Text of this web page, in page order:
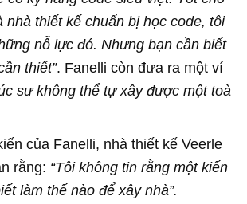
nhà thiết kế chuẩn bị học code, tôi
nỗ lực đó. Nhưng bạn cần biết
thiết”. Fanelli còn đưa ra một ví
sư không thể tự xây được một toà
của Fanelli, nhà thiết kế Veerle
rằng: “Tôi không tin rằng một kiến
làm thế nào để xây nhà”.